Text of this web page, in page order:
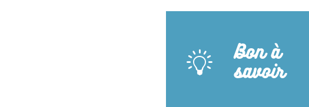
Bon à
savoir